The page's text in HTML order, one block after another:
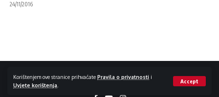
Korištenjem ove stranice prihvaćate Pravila o privatnosti i
Uvjete korištenja
Accept
24/11/2016